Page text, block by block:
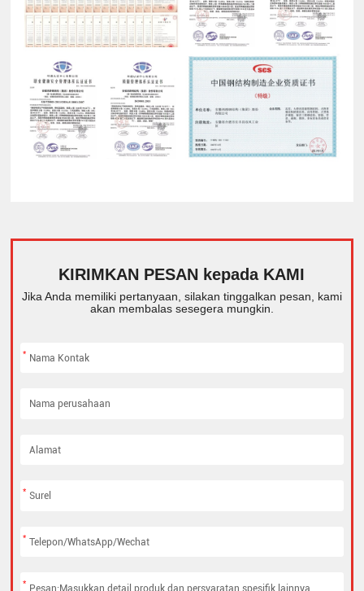
KIRIMKAN PESAN kepada KAMI
Jika Anda memiliki pertanyaan, silakan tinggalkan pesan, kami
akan membalas sesegera mungkin.
*
*
*
*